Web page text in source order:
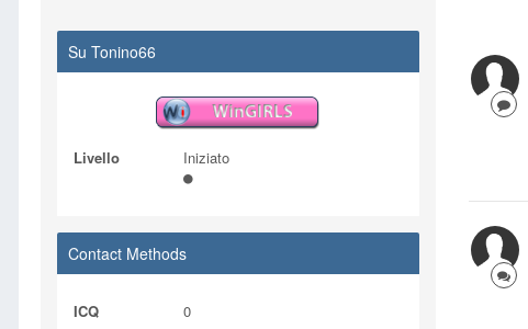
Su Tonino66
Livello Iniziato
Contact Methods
ICQ 0